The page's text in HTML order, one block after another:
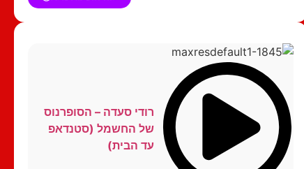
רודי סעדה – הסופרנוס
של החשמל (סטנדאפ
עד הבית)